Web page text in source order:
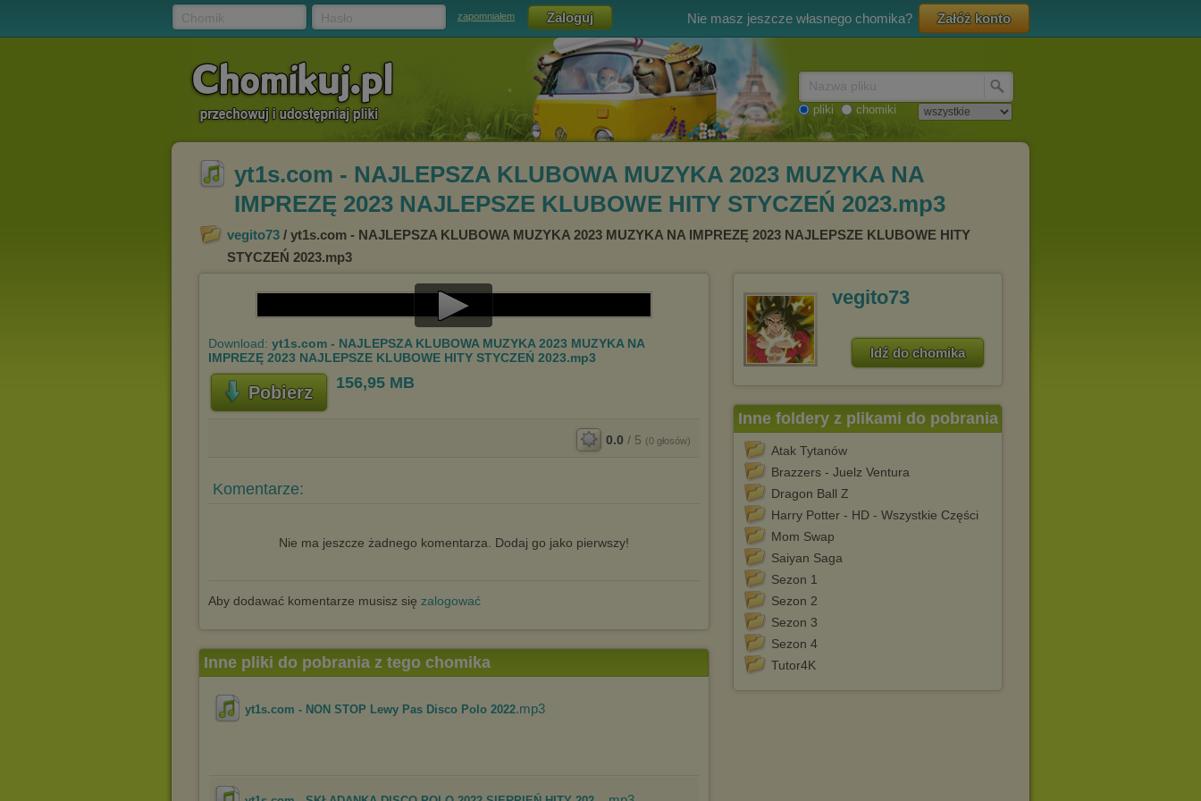
zapomniałem Nie masz jeszcze własnego chomika? Załóż konto
pliki chomiki
yt1s.com - NAJLEPSZA KLUBOWA MUZYKA 2023 MUZYKA NA
IMPREZĘ 2023 NAJLEPSZE KLUBOWE HITY STYCZEŃ 2023.mp3
vegito73 / yt1s.com - NAJLEPSZA KLUBOWA MUZYKA 2023 MUZYKA NA IMPREZĘ 2023 NAJLEPSZE KLUBOWE HITY
STYCZEŃ 2023.mp3
Play
Video
Download: yt1s.com - NAJLEPSZA KLUBOWA MUZYKA 2023 MUZYKA NA
IMPREZĘ 2023 NAJLEPSZE KLUBOWE HITY STYCZEŃ 2023.mp3
Pobierz 156,95 MB
0.0 / 5 (0 głosów)
Komentarze:
Nie ma jeszcze żadnego komentarza. Dodaj go jako pierwszy!
Aby dodawać komentarze musisz się zalogować
vegito73
Idź do chomika
Inne foldery z plikami do pobrania
Atak Tytanów
Brazzers - Juelz Ventura
Dragon Ball Z
Harry Potter - HD - Wszystkie Części
Mom Swap
Saiyan Saga
Sezon 1
Sezon 2
Sezon 3
Sezon 4
Tutor4K
Inne pliki do pobrania z tego chomika
yt1s.com - NON STOP Lewy Pas Disco Polo 2022.mp3